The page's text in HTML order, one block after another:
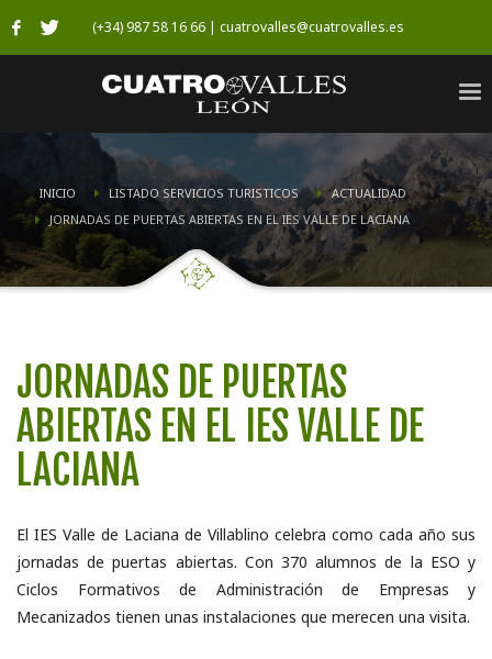
(+34) 987 58 16 66 | cuatrovalles@cuatrovalles.es
INICIO LISTADO SERVICIOS TURISTICOS
ACTUALIDAD
JORNADAS DE PUERTAS ABIERTAS EN EL IES VALLE DE LACIANA
JORNADAS DE PUERTAS
ABIERTAS EN EL IES VALLE DE
LACIANA
El IES Valle de Laciana de Villablino celebra como cada año sus
jornadas de puertas abiertas. Con 370 alumnos de la ESO y
Ciclos Formativos de Administración de Empresas y
Mecanizados tienen unas instalaciones que merecen una visita.